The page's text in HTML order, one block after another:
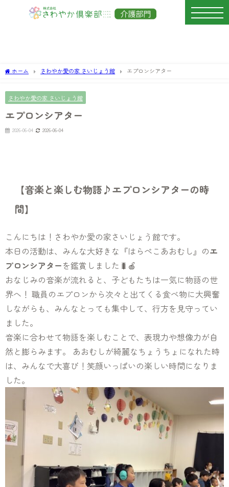
ホーム さわやか愛の家 さいじょう館 エプロンシアター
さわやか愛の家 さいじょう館
エプロンシアター
2026-06-04 2026-06-04
【音楽と楽しむ物語♪エプロンシアターの時
間】
こんにちは！さわやか愛の家さいじょう館です。
本日の活動は、みんな大好きな『はらぺこあおむし』のエ
プロンシアターを鑑賞しました🐛🍎
おなじみの音楽が流れると、子どもたちは一気に物語の世
界へ！ 職員のエプロンから次々と出てくる食べ物に大興奮
しながらも、みんなとっても集中して、行方を見守ってい
ました。
音楽に合わせて物語を楽しむことで、表現力や想像力が自
然と膨らみます。 あおむしが綺麗なちょうちょになれた時
は、みんなで大喜び！笑顔いっぱいの楽しい時間になりま
した。